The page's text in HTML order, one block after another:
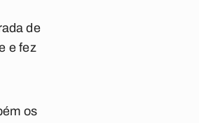
de
e fez
os